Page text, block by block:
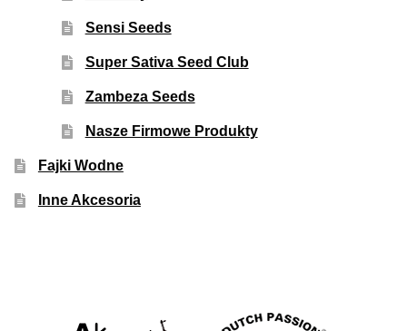
Sensi Seeds
Super Sativa Seed Club
Zambeza Seeds
Nasze Firmowe Produkty
Fajki Wodne
Inne Akcesoria